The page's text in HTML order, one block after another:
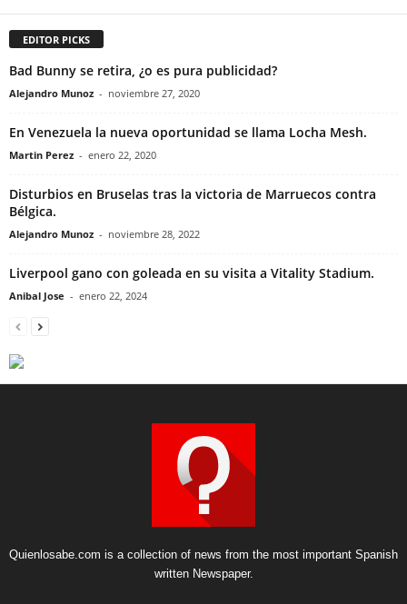
EDITOR PICKS
Bad Bunny se retira, ¿o es pura publicidad?
Alejandro Munoz - noviembre 27, 2020
En Venezuela la nueva oportunidad se llama Locha Mesh.
Martin Perez - enero 22, 2020
Disturbios en Bruselas tras la victoria de Marruecos contra
Bélgica.
Alejandro Munoz - noviembre 28, 2022
Liverpool gano con goleada en su visita a Vitality Stadium.
Anibal Jose - enero 22, 2024
Quienlosabe.com is a collection of news from the most important Spanish
written Newspaper.